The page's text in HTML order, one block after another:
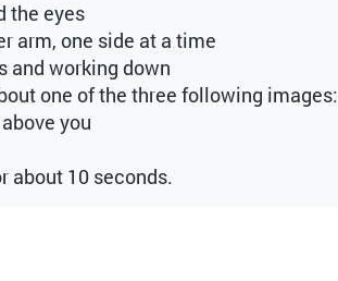
the eyes
arm, one side at a time
and working down
one of the three following images:
you
about 10 seconds.